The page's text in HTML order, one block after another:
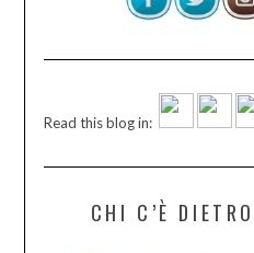
Read this blog in:
CHI C’È